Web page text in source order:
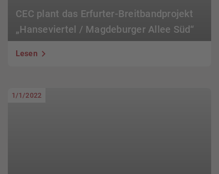
CEC plant das Erfurter-Breitbandprojekt
„Hanseviertel / Magdeburger Allee Süd“
Lesen
1/1/2022